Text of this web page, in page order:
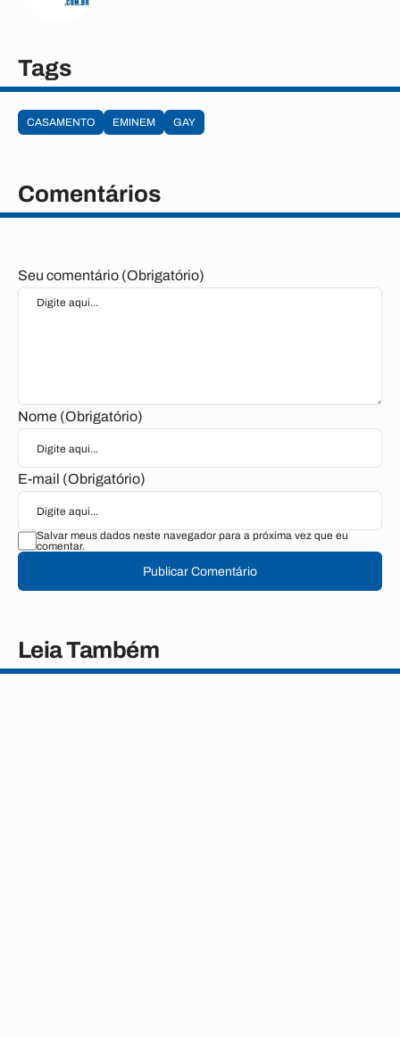
Tags
CASAMENTO EMINEM GAY
Comentários
Seu comentário (Obrigatório)
Nome (Obrigatório)
E-mail (Obrigatório)
Salvar meus dados neste navegador para a próxima vez que eu
comentar.
Publicar Comentário
Leia Também